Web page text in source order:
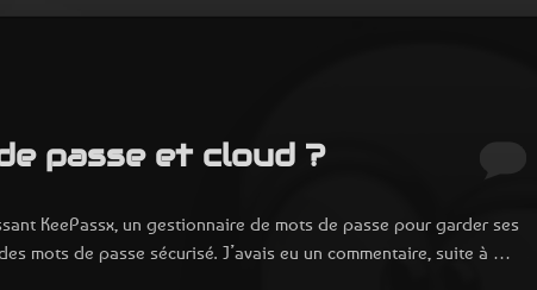
passe et cloud ?
KeePassx, un gestionnaire de mots de passe pour garder ses
mots de passe sécurisé. J’avais eu un commentaire, suite à …